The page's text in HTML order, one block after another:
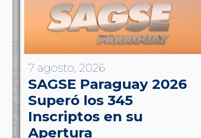
7 agosto, 2026
SAGSE Paraguay 2026
Superó los 345
Inscriptos en su
Apertura